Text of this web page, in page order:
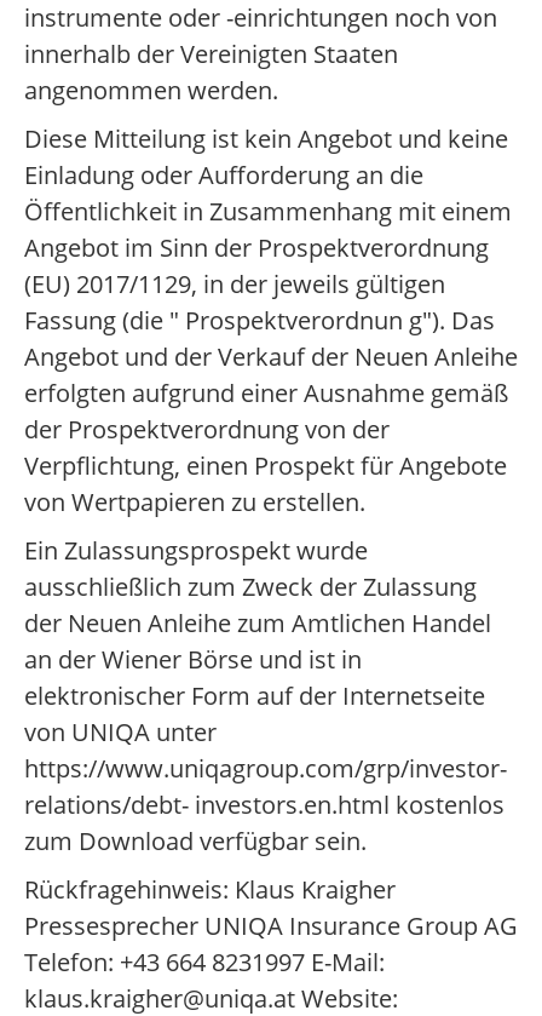
instrumente oder -einrichtungen noch von
innerhalb der Vereinigten Staaten
angenommen werden.
Diese Mitteilung ist kein Angebot und keine
Einladung oder Aufforderung an die
Öffentlichkeit in Zusammenhang mit einem
Angebot im Sinn der Prospektverordnung
(EU) 2017/1129, in der jeweils gültigen
Fassung (die " Prospektverordnun g"). Das
Angebot und der Verkauf der Neuen Anleihe
erfolgten aufgrund einer Ausnahme gemäß
der Prospektverordnung von der
Verpflichtung, einen Prospekt für Angebote
von Wertpapieren zu erstellen.
Ein Zulassungsprospekt wurde
ausschließlich zum Zweck der Zulassung
der Neuen Anleihe zum Amtlichen Handel
an der Wiener Börse und ist in
elektronischer Form auf der Internetseite
von UNIQA unter
https://www.uniqagroup.com/grp/investor-
relations/debt- investors.en.html kostenlos
zum Download verfügbar sein.
Rückfragehinweis: Klaus Kraigher
Pressesprecher UNIQA Insurance Group AG
Telefon: +43 664 8231997 E-Mail:
klaus.kraigher@uniqa.at Website: